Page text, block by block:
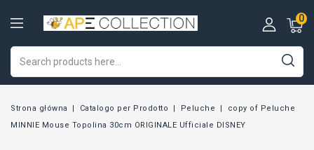
0
Strona główna Catalogo per Prodotto Peluche
copy of Peluche
MINNIE Mouse Topolina 30cm ORIGINALE Ufficiale DISNEY